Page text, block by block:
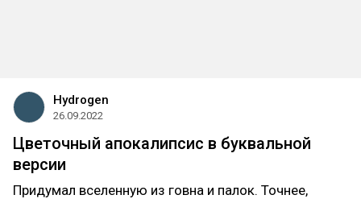
Hydrogen
26.09.2022
Цветочный апокалипсис в буквальной
версии
Придумал вселенную из говна и палок. Точнее,